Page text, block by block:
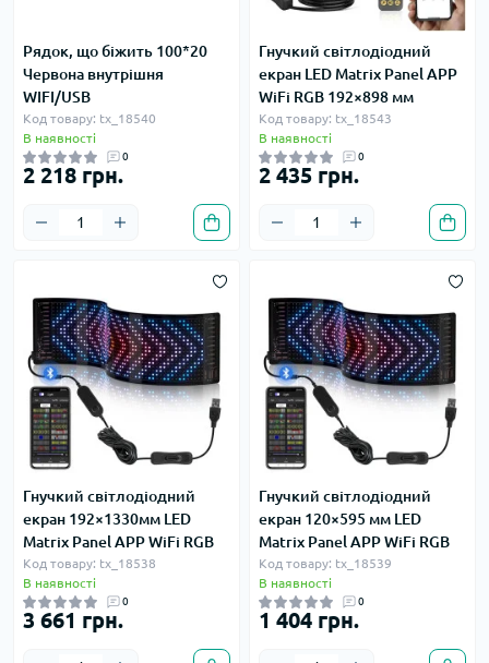
Рядок, що біжить 100*20
Червона внутрішня
WIFI/USB
Код товару: tx_18540
В наявності
0
2 218 грн.
Гнучкий світлодіодний
екран LED Matrix Panel APP
WiFi RGB 192×898 мм
Код товару: tx_18543
В наявності
0
2 435 грн.
Гнучкий світлодіодний
екран 192×1330мм LED
Matrix Panel APP WiFi RGB
Код товару: tx_18538
В наявності
0
3 661 грн.
Гнучкий світлодіодний
екран 120×595 мм LED
Matrix Panel APP WiFi RGB
Код товару: tx_18539
В наявності
0
1 404 грн.